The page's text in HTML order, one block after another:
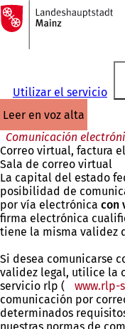
Saltar al contenido
A
la
página
Utilizar el servicio
leer en voz alta
Comunicación
Correo virtual, factura
Sala de correo virtual
La capital del estado
posibilidad de
por vía electrónica con
firma electrónica
tiene la misma validez
Si desea comunicarse
validez legal, utilice la
servicio rlp (
www.rlp-
comunicación por
determinados